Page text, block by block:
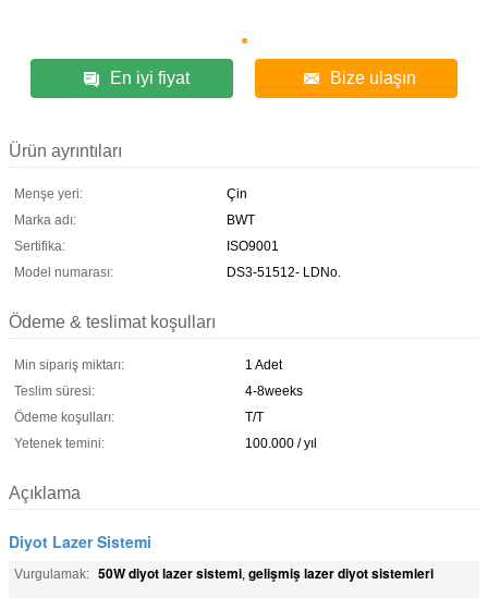
En iyi fiyat Bize ulaşın
Ürün ayrıntıları
Menşe yeri:
Çin
Marka adı:
BWT
Sertifika:
ISO9001
Model numarası:
DS3-51512- LDNo.
Ödeme & teslimat koşulları
Min sipariş miktarı:
1 Adet
Teslim süresi:
4-8weeks
Ödeme koşulları:
T/T
Yetenek temini:
100.000 / yıl
Açıklama
Diyot Lazer Sistemi
Vurgulamak: 50W diyot lazer sistemi, gelişmiş lazer diyot sistemleri